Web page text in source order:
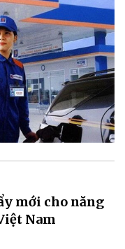
mới cho năng
Nam